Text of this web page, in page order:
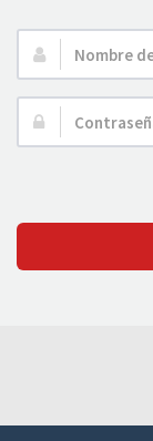
Nombre
de
Usuario:
Contraseña: